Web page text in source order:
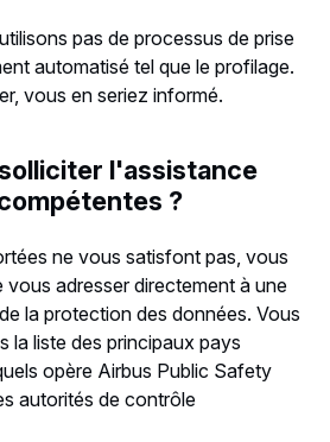
pas de processus de prise
automatisé tel que le profilage.
vous en seriez informé.
l'assistance
?
ne vous satisfont pas, vous
vous adresser directement à une
la protection des données. Vous
la liste des principaux pays
opère Airbus Public Safety
autorités de contrôle